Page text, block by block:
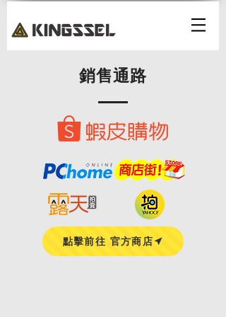
銷售通路
點擊前往 官方商店